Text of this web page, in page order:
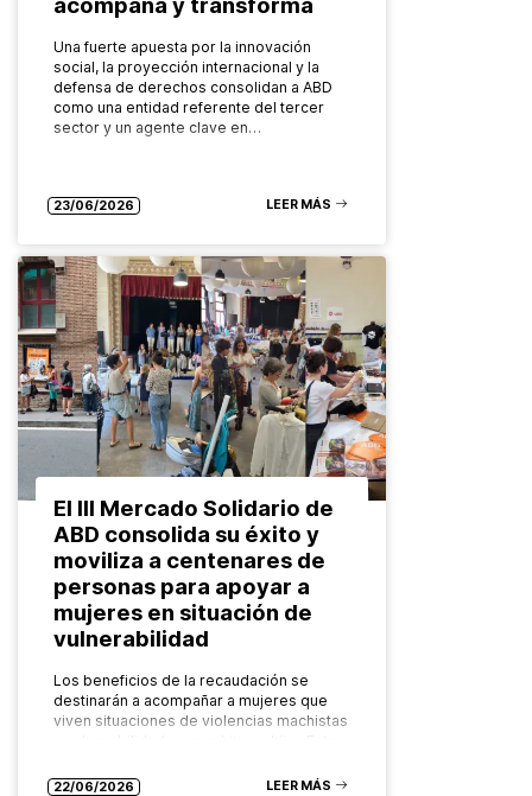
Una fuerte apuesta por la innovación
social, la proyección internacional y la
defensa de derechos consolidan a ABD
como una entidad referente del tercer
sector y un agente clave en…
23/06/2026 LEER MÁS
El III Mercado Solidario de
ABD consolida su éxito y
moviliza a centenares de
personas para apoyar a
mujeres en situación de
vulnerabilidad
Los beneficios de la recaudación se
destinarán a acompañar a mujeres que
viven situaciones de violencias machistas
22/06/2026 LEER MÁS